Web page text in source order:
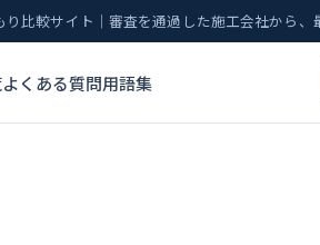
比較サイト｜審査を通過した施工会社から、
よくある質問用語集